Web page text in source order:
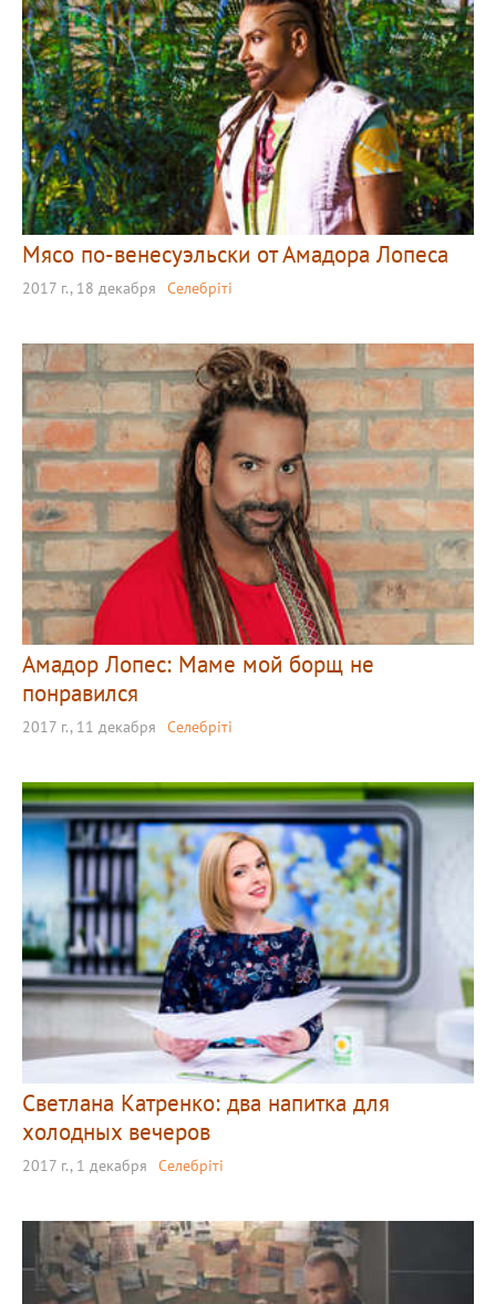
Мясо по-венесуэльски от Амадора Лопеса
2017 г., 18 декабря Селебріті
Амадор Лопес: Маме мой борщ не
понравился
2017 г., 11 декабря Селебріті
Светлана Катренко: два напитка для
холодных вечеров
2017 г., 1 декабря Селебріті